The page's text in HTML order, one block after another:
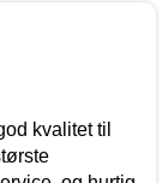
kvalitet til